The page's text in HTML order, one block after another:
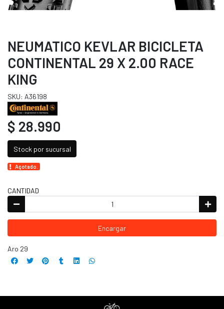
NEUMATICO KEVLAR BICICLETA
CONTINENTAL 29 X 2.00 RACE
KING
SKU: A36198
$ 28.990
Stock por sucursal
Agotado.
CANTIDAD
Encargar
Aro 29